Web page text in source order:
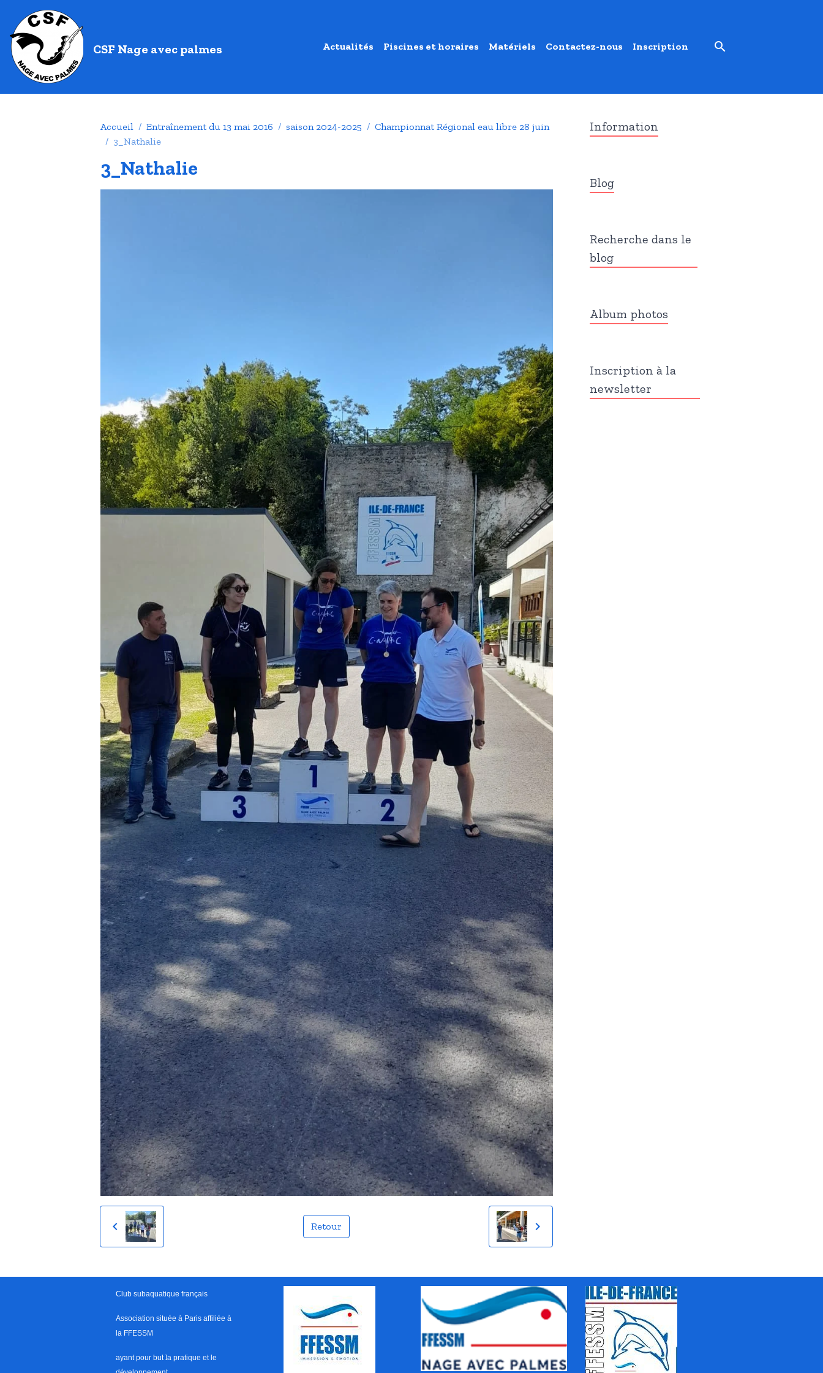
CSF Nage avec palmes Actualités Piscines et horaires Matériels Contactez-nous Inscription
Accueil Entraînement du 13 mai 2016 saison 2024-2025
Championnat Régional eau libre 28 juin
3_Nathalie
3_Nathalie
Retour
Information
Blog
Recherche dans le
blog
Album photos
Inscription à la
newsletter
Club subaquatique français
Association située à Paris affiliée à
la FFESSM
ayant pour but la pratique et le